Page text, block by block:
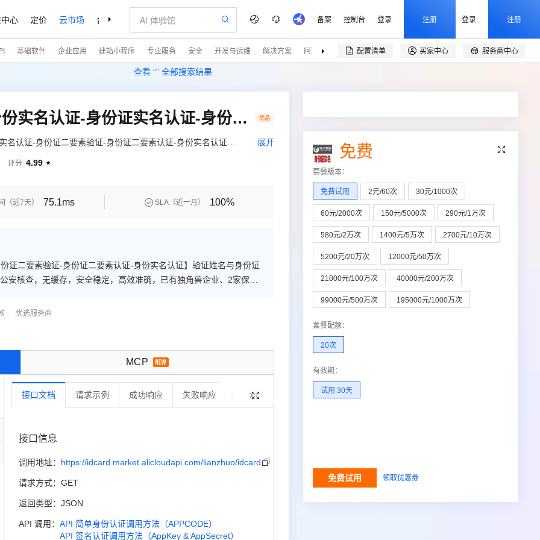
心 定价 云市场 合作伙伴 支持与服务 了解阿里云
查看 “” 全部搜索结果
备案 控制台 登录 注册 登录 注册
基础软件 企业应用 建站小程序 专业服务 安全 开发与运维 解决方案 阿里云精选 伙伴招募
配置清单  买家中心  服务商中心
身份证二要素实名认证-身份实名认证-身份证实名认证-身份证二要素验证-身份证二要素认证-身份实名认证【实时联网、银行也在使用】 优品
认证-身份证二要素验证-身份证二要素认证-身份实名认证】
展开
评分 4.99 
（近7天） 75.1ms  SLA（近一月） 100%
证二要素验证-身份证二要素认证-身份实名认证】验证姓名与身份证
核查，无缓存，安全稳定，高效准确，已有独角兽企业、2家保险
优选服务商
MCP 

接口文档 请求示例 成功响应 失败响应 错误码
接口信息
调用地址： https://idcard.market.alicloudapi.com/lianzhuo/idcard
请求方式： GET
返回类型： JSON
API 调用： API 简单身份认证调用方法（APPCODE）
API 签名认证调用方法（AppKey & AppSecret）

免费
套餐版本：
免费试用 2元/60次 30元/1000次
60元/2000次 150元/5000次 290元/1万次
580元/2万次 1400元/5万次 2700元/10万次
5200元/20万次 12000元/50万次
21000元/100万次 40000元/200万次
99000元/500万次 195000元/1000万次
套餐配额 ：
20次
有效期 ：
试用 30天
免费试用 领取优惠券